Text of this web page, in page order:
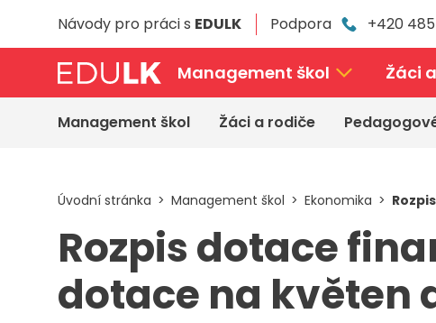
Návody pro práci s EDULK Podpora +420
Management škol Žáci
Management škol Žáci a rodiče
Úvodní stránka Management škol Ekonomika
Rozpis dotace
dotace na květen